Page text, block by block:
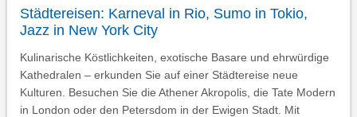
Städtereisen: Karneval in Rio, Sumo in Tokio,
Jazz in New York City
Kulinarische Köstlichkeiten, exotische Basare und ehrwürdige
Kathedralen – erkunden Sie auf einer Städtereise neue
Kulturen. Besuchen Sie die Athener Akropolis, die Tate Modern
in London oder den Petersdom in der Ewigen Stadt. Mit